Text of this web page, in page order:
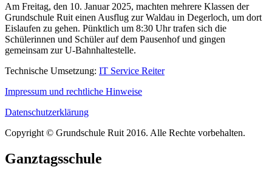
Am Freitag, den 10. Januar 2025, machten mehrere Klassen der
Grundschule Ruit einen Ausflug zur Waldau in Degerloch, um dort
Eislaufen zu gehen. Pünktlich um 8:30 Uhr trafen sich die
Schülerinnen und Schüler auf dem Pausenhof und gingen
gemeinsam zur U-Bahnhaltestelle.
Technische Umsetzung: IT Service Reiter
Impressum und rechtliche Hinweise
Datenschutzerklärung
Copyright © Grundschule Ruit 2016. Alle Rechte vorbehalten.
Ganztagsschule